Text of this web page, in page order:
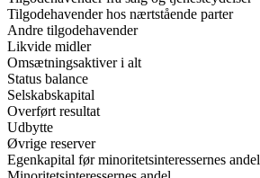
Tilgodehavender hos nærtstående parter
Andre tilgodehavender
Likvide midler
Omsætningsaktiver i alt
Status balance
Selskabskapital
Overført resultat
Udbytte
Øvrige reserver
Egenkapital før minoritetsinteressernes andel